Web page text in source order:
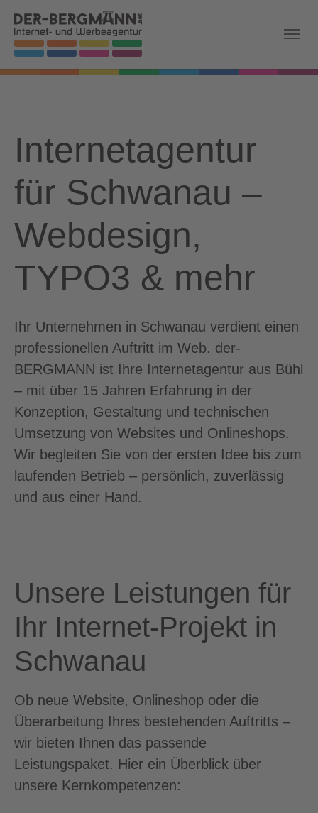
Skip to main navigation
Zum Hauptinhalt springen
Skip to page footer
Internetagentur
für Schwanau –
Webdesign,
TYPO3 & mehr
Ihr Unternehmen in Schwanau verdient einen
professionellen Auftritt im Web. der-
BERGMANN ist Ihre Internetagentur aus Bühl
– mit über 15 Jahren Erfahrung in der
Konzeption, Gestaltung und technischen
Umsetzung von Websites und Onlineshops.
Wir begleiten Sie von der ersten Idee bis zum
laufenden Betrieb – persönlich, zuverlässig
und aus einer Hand.
Unsere Leistungen für
Ihr Internet-Projekt in
Schwanau
Ob neue Website, Onlineshop oder die
Überarbeitung Ihres bestehenden Auftritts –
wir bieten Ihnen das passende
Leistungspaket. Hier ein Überblick über
unsere Kernkompetenzen: